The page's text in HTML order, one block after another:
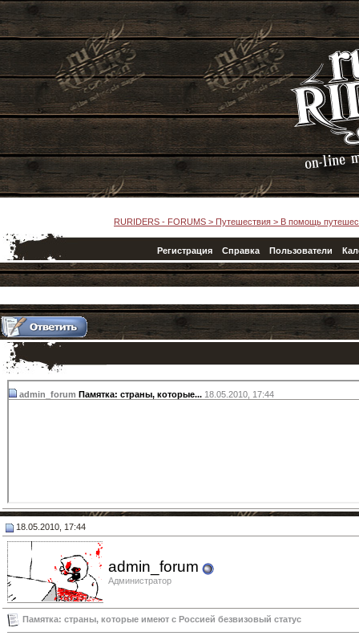
RURIDERS - FORUMS > Путешествия > В помощь
Регистрация Справка Пользователи
admin_forum Памятка: страны, которые... 18.05.2010, 17:44
18.05.2010, 17:44
admin_forum
Администратор
Памятка: страны, которые имеют с Россией безвизовый статус